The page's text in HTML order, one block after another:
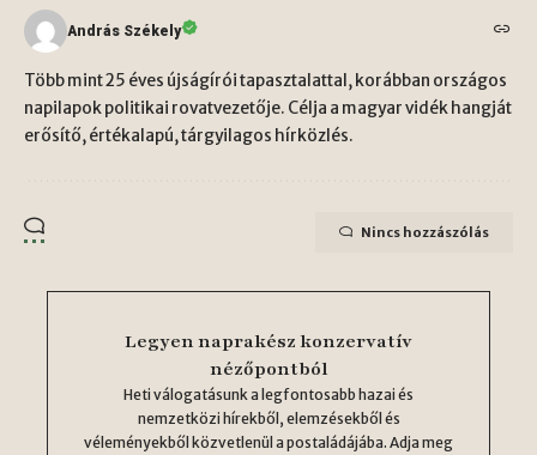
András Székely
Több mint 25 éves újságírói tapasztalattal, korábban országos
napilapok politikai rovatvezetője. Célja a magyar vidék hangját
erősítő, értékalapú, tárgyilagos hírközlés.
Nincs hozzászólás
Legyen naprakész konzervatív
nézőpontból
Heti válogatásunk a legfontosabb hazai és
nemzetközi hírekből, elemzésekből és
véleményekből közvetlenül a postaládájába. Adja meg